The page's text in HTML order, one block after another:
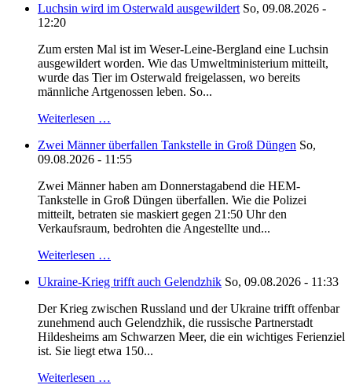
Luchsin wird im Osterwald ausgewildert So, 09.08.2026 -
12:20
Zum ersten Mal ist im Weser-Leine-Bergland eine Luchsin
ausgewildert worden. Wie das Umweltministerium mitteilt,
wurde das Tier im Osterwald freigelassen, wo bereits
männliche Artgenossen leben. So...
Weiterlesen …
Zwei Männer überfallen Tankstelle in Groß Düngen So,
09.08.2026 - 11:55
Zwei Männer haben am Donnerstagabend die HEM-
Tankstelle in Groß Düngen überfallen. Wie die Polizei
mitteilt, betraten sie maskiert gegen 21:50 Uhr den
Verkaufsraum, bedrohten die Angestellte und...
Weiterlesen …
Ukraine-Krieg trifft auch Gelendzhik So, 09.08.2026 - 11:33
Der Krieg zwischen Russland und der Ukraine trifft offenbar
zunehmend auch Gelendzhik, die russische Partnerstadt
Hildesheims am Schwarzen Meer, die ein wichtiges Ferienziel
ist. Sie liegt etwa 150...
Weiterlesen …